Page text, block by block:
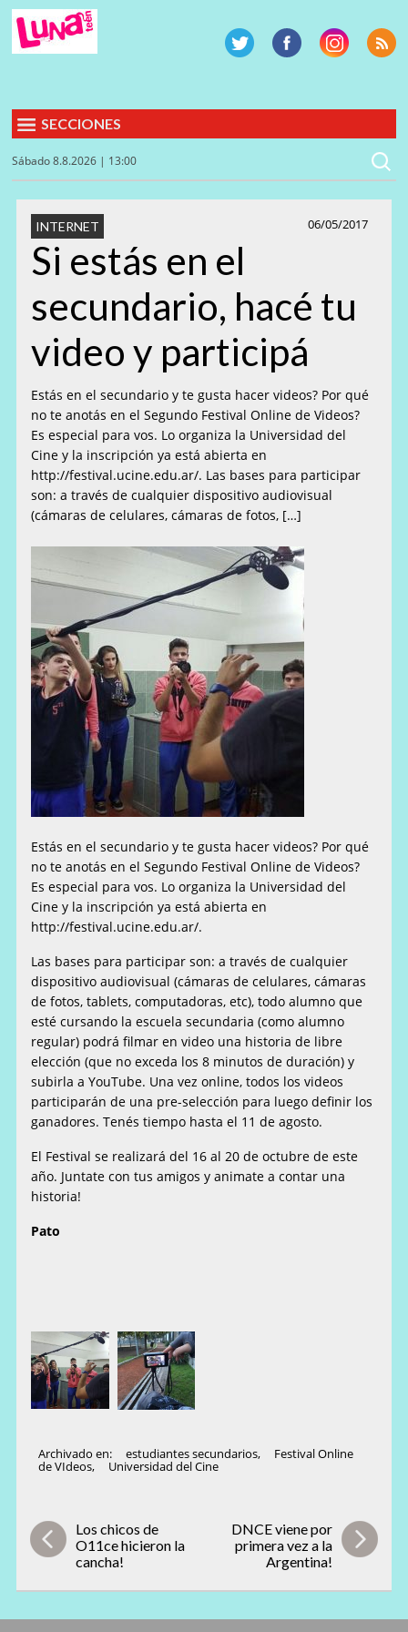
SECCIONES
Sábado 8.8.2026 | 13:00
06/05/2017
INTERNET
Si estás en el
secundario, hacé tu
video y participá
Estás en el secundario y te gusta hacer videos? Por qué
no te anotás en el Segundo Festival Online de Videos?
Es especial para vos. Lo organiza la Universidad del
Cine y la inscripción ya está abierta en
http://festival.ucine.edu.ar/. Las bases para participar
son: a través de cualquier dispositivo audiovisual
(cámaras de celulares, cámaras de fotos, […]
Estás en el secundario y te gusta hacer videos? Por qué
no te anotás en el Segundo Festival Online de Videos?
Es especial para vos. Lo organiza la Universidad del
Cine y la inscripción ya está abierta en
http://festival.ucine.edu.ar/.
Las bases para participar son: a través de cualquier
dispositivo audiovisual (cámaras de celulares, cámaras
de fotos, tablets, computadoras, etc), todo alumno que
esté cursando la escuela secundaria (como alumno
regular) podrá filmar en video una historia de libre
elección (que no exceda los 8 minutos de duración) y
subirla a YouTube. Una vez online, todos los videos
participarán de una pre-selección para luego definir los
ganadores. Tenés tiempo hasta el 11 de agosto.
El Festival se realizará del 16 al 20 de octubre de este
año. Juntate con tus amigos y animate a contar una
historia!
Pato
Archivado en: estudiantes secundarios, Festival Online
de VIdeos, Universidad del Cine
Los chicos de
O11ce hicieron la
cancha!
DNCE viene por
primera vez a la
Argentina!